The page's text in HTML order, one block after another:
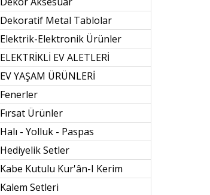
Dekoratif Metal Tablolar
Elektrik-Elektronik Ürünler
ELEKTRİKLİ EV ALETLERİ
EV YAŞAM ÜRÜNLERİ
Fenerler
Fırsat Ürünler
Halı - Yolluk - Paspas
Hediyelik Setler
Kabe Kutulu Kur'ân-I Kerim
Kalem Setleri